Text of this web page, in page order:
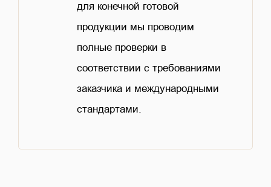
для конечной готовой
продукции мы проводим
полные проверки в
соответствии с требованиями
заказчика и международными
стандартами.